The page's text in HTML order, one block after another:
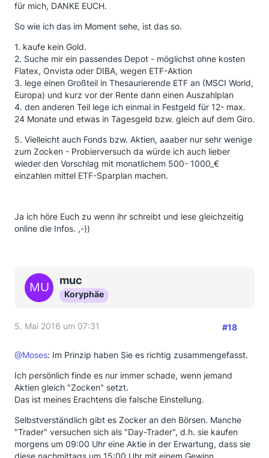
für mich, DANKE EUCH.
So wie ich das im Moment sehe, ist das so.
1. kaufe kein Gold.
2. Suche mir ein passendes Depot - möglichst ohne kosten
Flatex, Onvista oder DIBA, wegen ETF-Aktion
3. lege einen Großteil in Thesaurierende ETF an (MSCI World,
Europa) und kurz vor der Rente dann einen Auszahlplan
4. den anderen Teil lege ich einmal in Festgeld für 12- max.
24 Monate und etwas in Tagesgeld bzw. gleich auf dem Giro.
5. Vielleicht auch Fonds bzw. Aktien, aaaber nur sehr wenige
zum Zocken - Probierversuch da würde ich auch lieber
wieder den Vorschlag mit monatlichem 500- 1000_€
einzahlen mittel ETF-Sparplan machen.
Ja ich höre Euch zu wenn ihr schreibt und lese gleichzeitig
online die Infos. ,-))
muc
Koryphäe
5. Mai 2016 um 07:31 #18
@Moses: Im Prinzip haben Sie es richtig zusammengefasst.
Ich persönlich finde es nur immer schade, wenn jemand
Aktien gleich "Zocken" setzt.
Das ist meines Erachtens die falsche Einstellung.
Selbstverständlich gibt es Zocker an den Börsen. Manche
"Trader" versuchen sich als "Day-Trader", d.h. sie kaufen
morgens um 09:00 Uhr eine Aktie in der Erwartung, dass sie
diese nachmittags um 15:00 Uhr mit einem Gewinn